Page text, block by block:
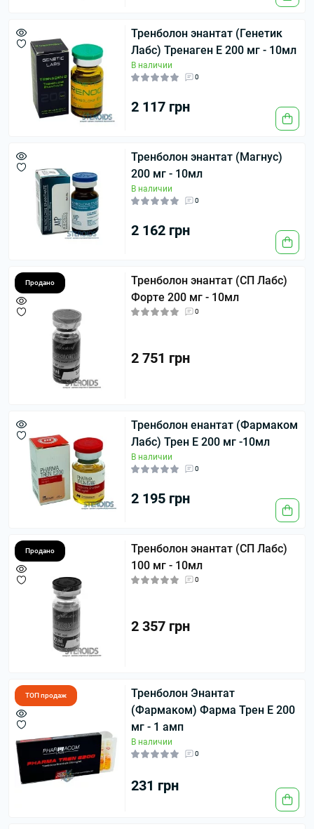
Тренболон энантат (Генетик
Лабс) Тренаген Е 200 мг - 10мл
В наличии
0
2 117 грн
Тренболон энантат (Магнус)
200 мг - 10мл
В наличии
0
2 162 грн
Продано
Тренболон энантат (СП Лабс)
Форте 200 мг - 10мл
0
2 751 грн
Тренболон енантат (Фармаком
Лабс) Трен Е 200 мг -10мл
В наличии
0
2 195 грн
Продано
Тренболон энантат (СП Лабс)
100 мг - 10мл
0
2 357 грн
ТОП продаж
Тренболон Энантат
(Фармаком) Фарма Трен Е 200
мг - 1 амп
В наличии
0
231 грн